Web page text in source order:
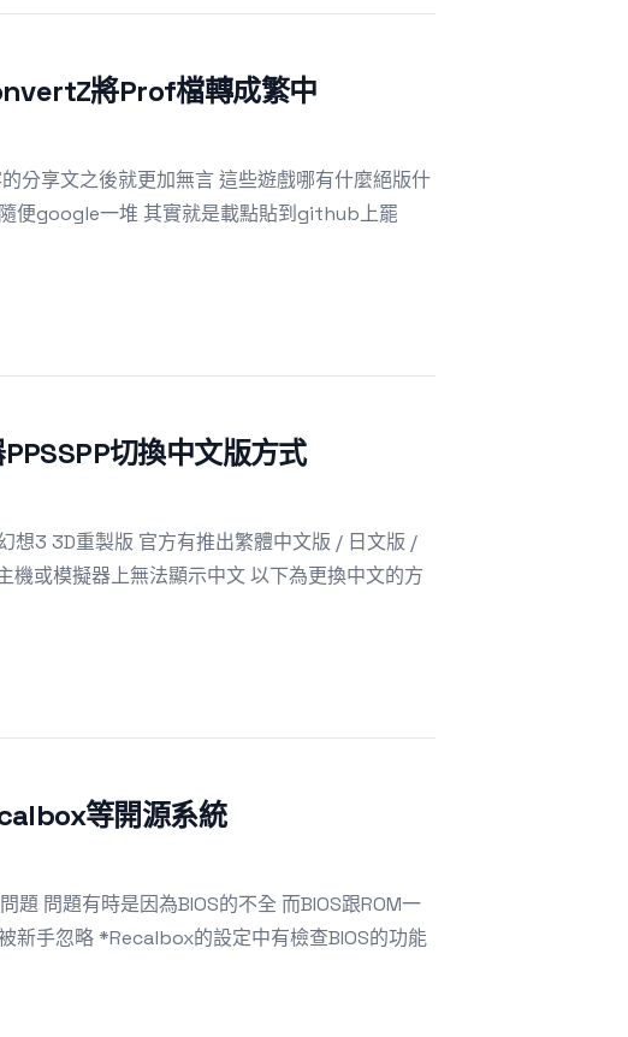
將Prof檔轉成繁中
分享文之後就更加無言 這些遊戲哪有什麼絕版什
便google一堆 其實就是載點貼到github上罷
切換中文版方式
想3 3D重製版 官方有推出繁體中文版 / 日文版 /
機或模擬器上無法顯示中文 以下為更換中文的方
等開源系統
問題有時是因為BIOS的不全 而BIOS跟ROM一
新手忽略 *Recalbox的設定中有檢查BIOS的功能